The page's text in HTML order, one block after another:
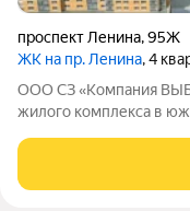
проспект Ленина,95Ж
ЖК на пр. Ленина, 4
ООО СЗ «Компания
жилого комплекса в
творчества, в шаговой
Район отличается